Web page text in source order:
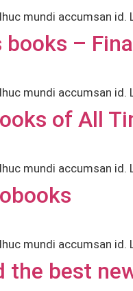
mundi accumsan
–
mundi accumsan
of All
mundi accumsan
mundi accumsan
the best